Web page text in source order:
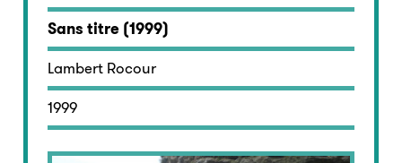
Sans titre (1999)
Lambert Rocour
1999